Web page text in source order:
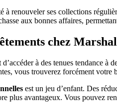
à renouveler ses collections
aux bonnes affaires,
chez
à des tenues tendance
vous trouverez forcément
est un jeu d’enfant. Des
plus avantageux. Vous pouvez